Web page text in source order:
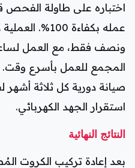
اختباره على طاولة الفحص
عمله بكفاءة
ونصف فقط، مع العمل
المجمع للعمل بأسرع وقت.
صيانة دورية كل ثلاثة
استقرار الجهد الكهربائي.
النتائج النهائية
بعد إعادة تركيب الكروت